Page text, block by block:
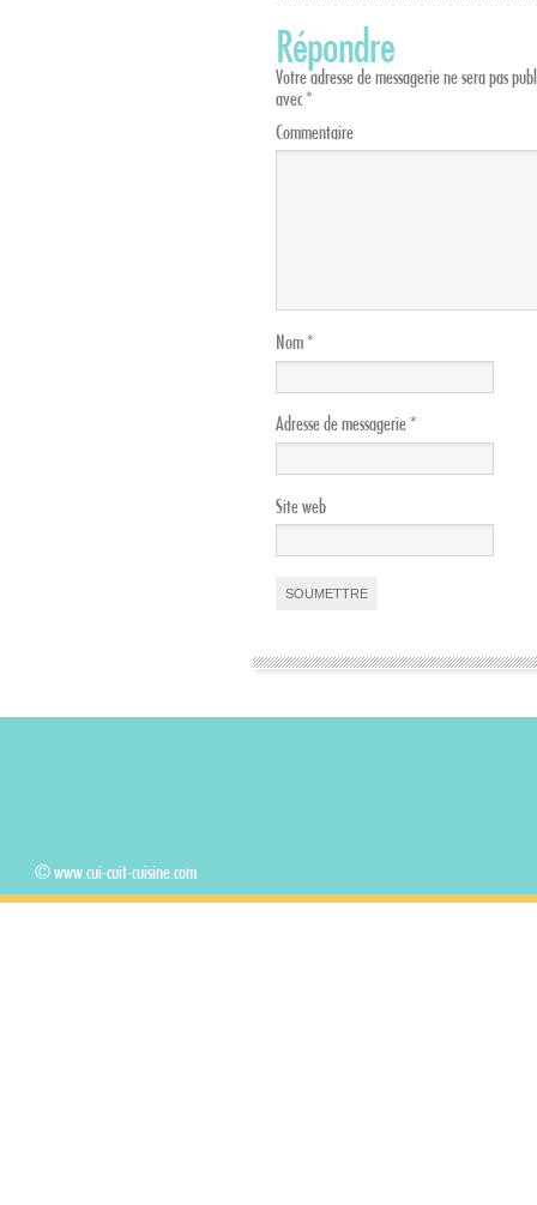
Répondre
Votre adresse de messagerie ne sera pas
avec*
Commentaire
Nom*
Adresse de messagerie*
Site web
© www.cui-cuit-cuisine.com